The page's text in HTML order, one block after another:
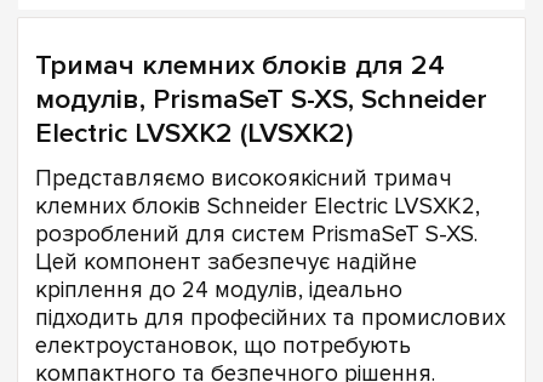
Тримач клемних блоків для 24
модулів, PrismaSeT S-XS, Schneider
Electric LVSXK2 (LVSXK2)
Представляємо високоякісний тримач
клемних блоків Schneider Electric LVSXK2,
розроблений для систем PrismaSeT S-XS.
Цей компонент забезпечує надійне
кріплення до 24 модулів, ідеально
підходить для професійних та промислових
електроустановок, що потребують
компактного та безпечного рішення.